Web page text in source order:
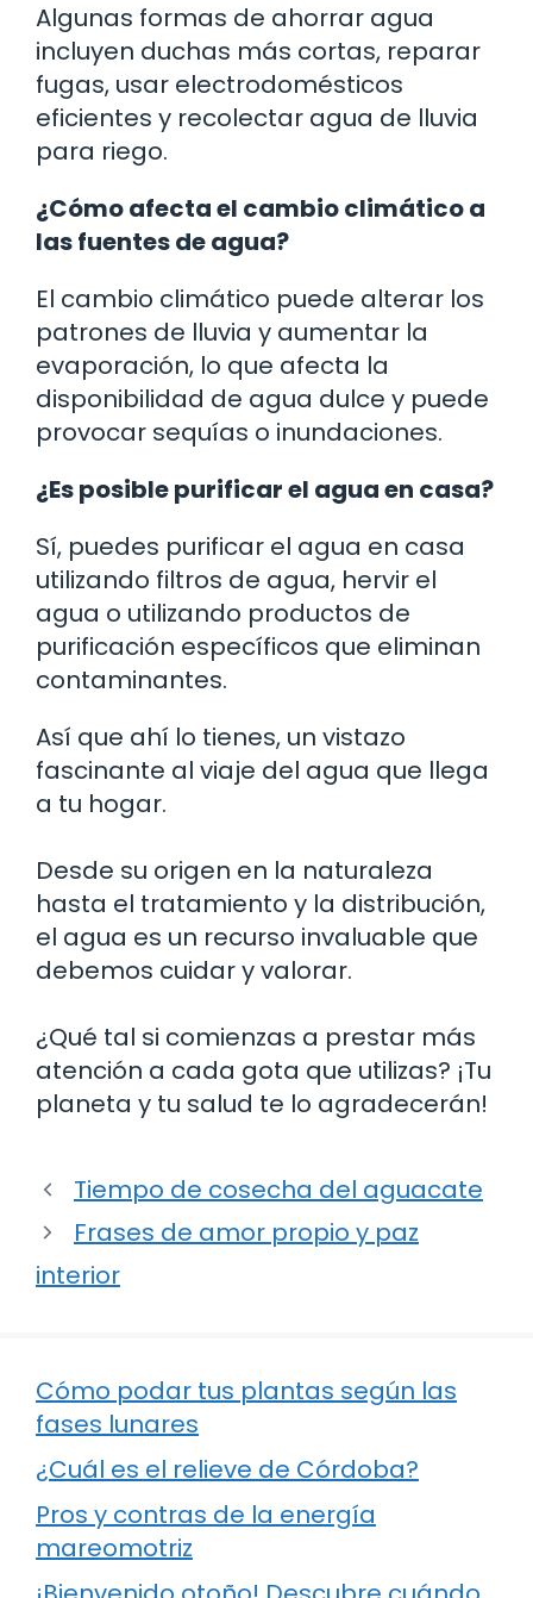
Algunas formas de ahorrar agua
incluyen duchas más cortas, reparar
fugas, usar electrodomésticos
eficientes y recolectar agua de lluvia
para riego.
¿Cómo afecta el cambio climático a
las fuentes de agua?
El cambio climático puede alterar los
patrones de lluvia y aumentar la
evaporación, lo que afecta la
disponibilidad de agua dulce y puede
provocar sequías o inundaciones.
¿Es posible purificar el agua en casa?
Sí, puedes purificar el agua en casa
utilizando filtros de agua, hervir el
agua o utilizando productos de
purificación específicos que eliminan
contaminantes.
Así que ahí lo tienes, un vistazo
fascinante al viaje del agua que llega
a tu hogar.
Desde su origen en la naturaleza
hasta el tratamiento y la distribución,
el agua es un recurso invaluable que
debemos cuidar y valorar.
¿Qué tal si comienzas a prestar más
atención a cada gota que utilizas? ¡Tu
planeta y tu salud te lo agradecerán!
Tiempo de cosecha del aguacate
Frases de amor propio y paz
interior
Cómo podar tus plantas según las
fases lunares
¿Cuál es el relieve de Córdoba?
Pros y contras de la energía
mareomotriz